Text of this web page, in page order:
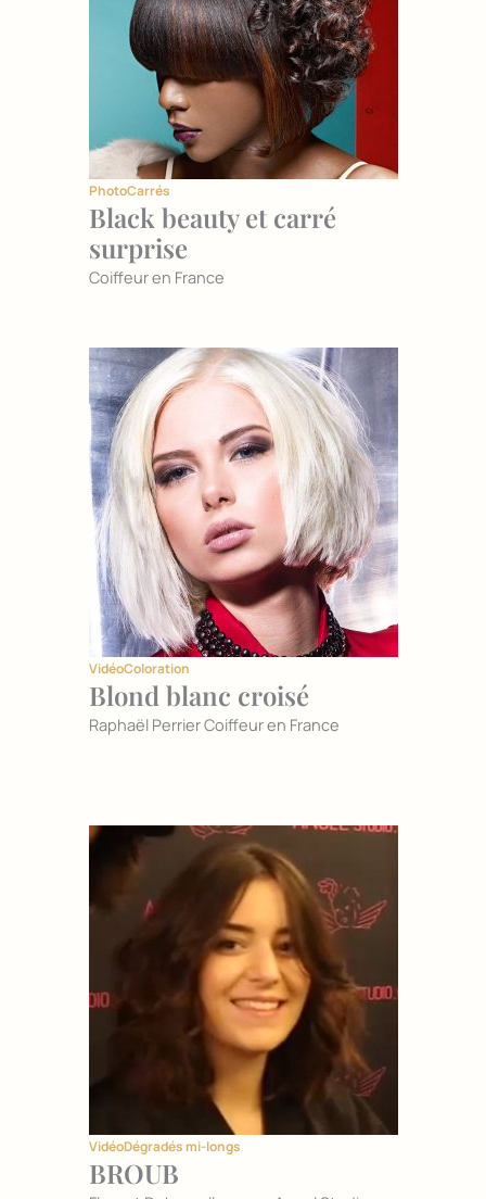
PhotoCarrés
Black beauty et carré
surprise
Coiffeur en France
VidéoColoration
Blond blanc croisé
Raphaël Perrier Coiffeur en France
VidéoDégradés mi-longs
BROUB